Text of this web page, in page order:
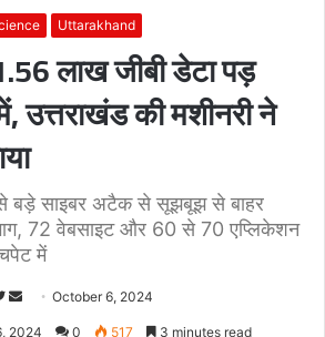
Uttarakhand
लाख जीबी डेटा पड़
उत्तराखंड की मशीनरी ने
बड़े साइबर अटैक से सूझबूझ से बाहर
72 वेबसाइट और 60 से 70 एप्लिकेशन
में
Follow
SendOctober 6, 2024
2024 0 517 3 minutes read